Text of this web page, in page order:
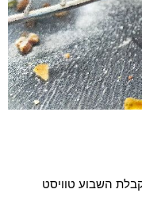
השבוע טוויסט